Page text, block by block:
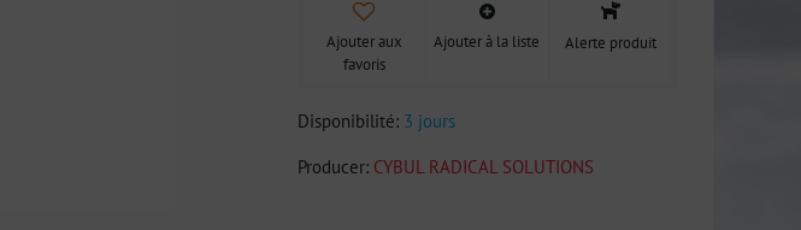
Ajouter aux
favoris
Ajouter à la liste Alerte produit
Disponibilité: 3 jours
Producer: CYBUL RADICAL SOLUTIONS